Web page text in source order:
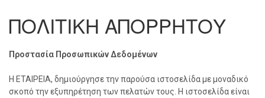
ΠΟΛΙΤΙΚΗ ΑΠΟΡΡΗΤΟΥ
Προστασία Προσωπικών Δεδομένων
H ΕΤΑΙΡΕΙΑ, δημιούργησε την παρούσα ιστοσελίδα με μοναδικό
σκοπό την εξυπηρέτηση των πελατών τους. Η ιστοσελίδα είναι